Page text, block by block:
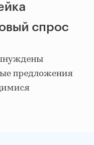
спрос
предложения